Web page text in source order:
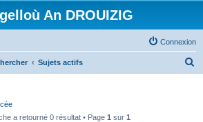
An DROUIZIG
Connexion
Sujets actifs
a retourné 0 résultat • Page 1 sur 1